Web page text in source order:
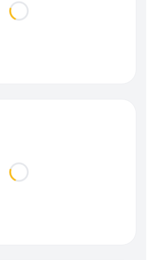
Loading...
Loading...